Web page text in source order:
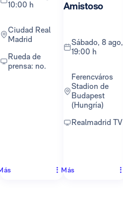
10:00 h
Ciudad Real
Madrid
Rueda de
prensa: no.
Amistoso
sábado, 8 ago,
19:00 h
Ferencváros
Stadion de
Budapest
(Hungría)
Realmadrid TV
Más